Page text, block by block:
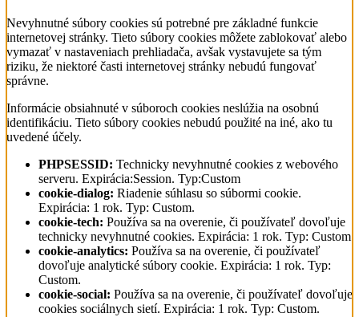
Nevyhnutné súbory cookies sú potrebné pre základné funkcie
internetovej stránky. Tieto súbory cookies môžete zablokovať alebo
vymazať v nastaveniach prehliadača, avšak vystavujete sa tým
riziku, že niektoré časti internetovej stránky nebudú fungovať
správne.
Informácie obsiahnuté v súboroch cookies neslúžia na osobnú
identifikáciu. Tieto súbory cookies nebudú použité na iné, ako tu
uvedené účely.
PHPSESSID: Technicky nevyhnutné cookies z webového
serveru. Expirácia:Session. Typ:Custom
cookie-dialog: Riadenie súhlasu so súbormi cookie.
Expirácia: 1 rok. Typ: Custom.
cookie-tech: Používa sa na overenie, či používateľ dovoľuje
technicky nevyhnutné cookies. Expirácia: 1 rok. Typ: Custom
cookie-analytics: Používa sa na overenie, či používateľ
dovoľuje analytické súbory cookie. Expirácia: 1 rok. Typ:
Custom.
cookie-social: Používa sa na overenie, či používateľ dovoľuje
cookies sociálnych sietí. Expirácia: 1 rok. Typ: Custom.